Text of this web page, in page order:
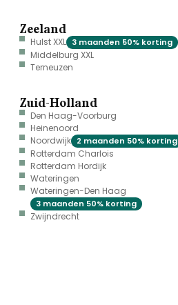
Zeeland
Hulst XXL 3 maanden 50% korting
Middelburg XXL
Terneuzen
Zuid-Holland
Den Haag-Voorburg
Heinenoord
Noordwijk 2 maanden 50% korting
Rotterdam Charlois
Rotterdam Hordijk
Wateringen
Wateringen-Den Haag
3 maanden 50% korting
Zwijndrecht